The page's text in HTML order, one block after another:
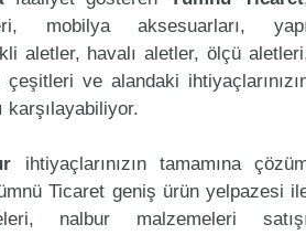
mobilya aksesuarları,
aletler, havalı aletler, ölçü
ve alandaki
karşılayabiliyor.
ihtiyaçlarınızın tamamına
Ticaret geniş ürün yelpazesi
nalbur malzemeleri